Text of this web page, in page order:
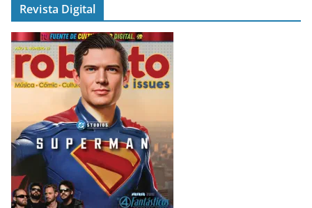
Revista Digital